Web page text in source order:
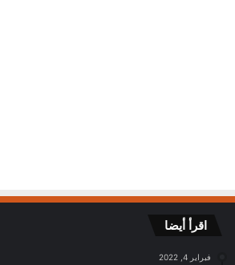
اقرأ أيضا
فبراير 4, 2022